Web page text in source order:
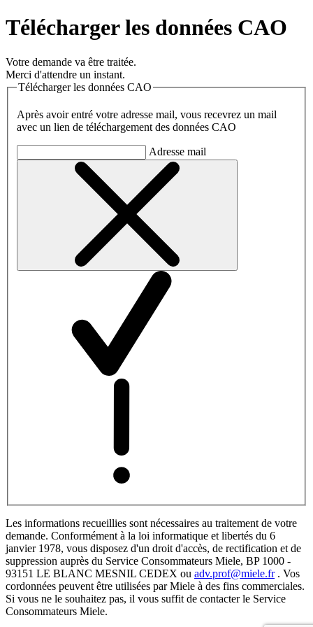
Télécharger les données CAO
Votre demande va être traitée.
Merci d'attendre un instant.
Télécharger les données CAO
Après avoir entré votre adresse mail, vous recevrez un mail
avec un lien de téléchargement des données CAO
Adresse mail
Les informations recueillies sont nécessaires au traitement de votre
demande. Conformément à la loi informatique et libertés du 6
janvier 1978, vous disposez d'un droit d'accès, de rectification et de
suppression auprès du Service Consommateurs Miele, BP 1000 -
93151 LE BLANC MESNIL CEDEX ou adv.prof@miele.fr. Vos
cordonnées peuvent être utilisées par Miele à des fins commerciales.
Si vous ne le souhaitez pas, il vous suffit de contacter le Service
Consommateurs Miele.